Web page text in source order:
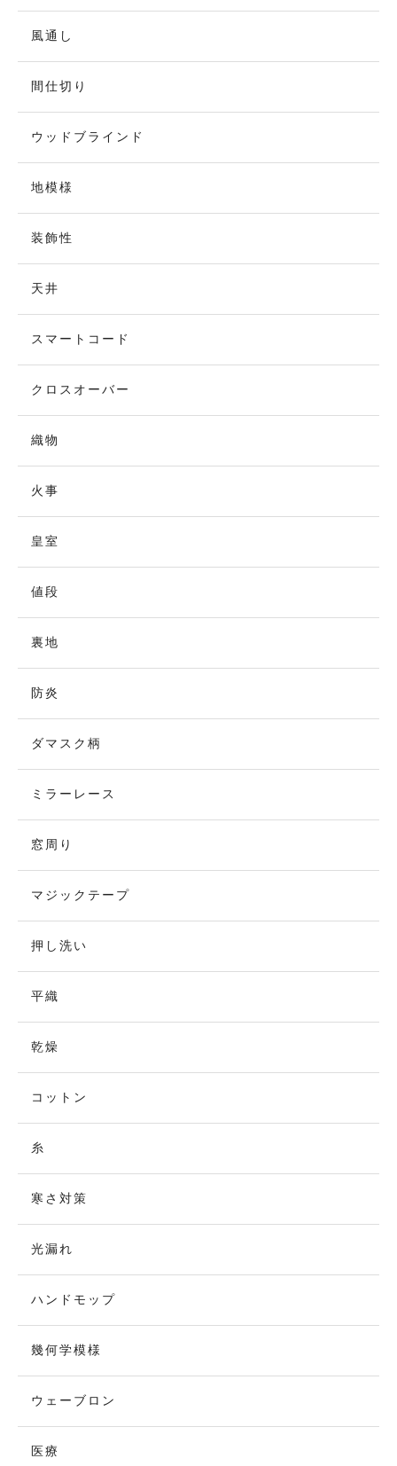
風通し
間仕切り
ウッドブラインド
地模様
装飾性
天井
スマートコード
クロスオーバー
織物
火事
皇室
値段
裏地
防炎
ダマスク柄
ミラーレース
窓周り
マジックテープ
押し洗い
平織
乾燥
コットン
糸
寒さ対策
光漏れ
ハンドモップ
幾何学模様
ウェーブロン
医療